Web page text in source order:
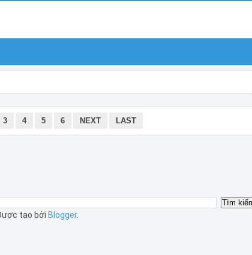
3 4 5 6 NEXT LAST
tạo bởi Blogger.